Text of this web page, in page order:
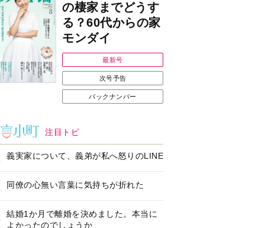
で始める遺言を書
の準備セミナー開
耳にすっぽり！オーテ
ィコン補聴器、新しい
スタイルで All in Ear
の「オーティコン ジー
ル」を発売
オープンイヤー
ヤホン「kikippa イ
ン HERALBONY
」発売
ージについてのお詫び
と訂正